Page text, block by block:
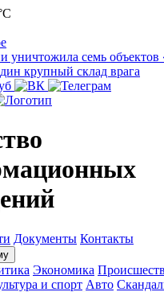
уничтожила семь
крупный склад врага
Документы Контакты
Экономика
и спорт Авто